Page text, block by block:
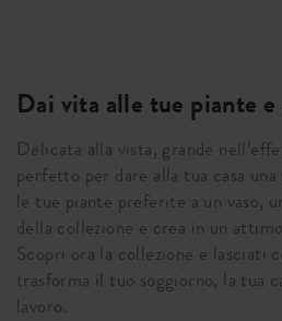
Dai vita alle tue piante
Delicata alla vista, grande
perfetto per dare alla tua casa
le tue piante preferite a un vaso,
della collezione e crea in un
Scopri ora la collezione e lasciati
trasforma il tuo soggiorno, la tua
lavoro.